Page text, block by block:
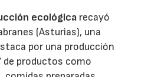
ecológica recayó
(Asturias), una
por una producción
de productos como